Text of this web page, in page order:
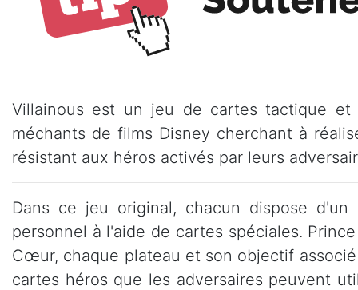
Villainous est un jeu de cartes tactique
méchants de films Disney cherchant à
résistant aux héros activés par leurs
Dans ce jeu original, chacun dispose
personnel à l'aide de cartes spéciales.
Cœur, chaque plateau et son objectif
cartes héros que les adversaires peuvent